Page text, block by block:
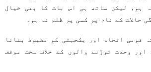
ہو، لیکن ساتھ ہی اس بات کا بھی خیال
حالات کے نام پر کسی پر ظلم نہ ہو۔
قومی اتحاد اور یکجہتی کو مضبوط بنانا
اور وحدت توڑنے والوں کے خلاف سخت موقف